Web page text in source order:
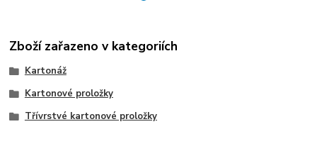
Zboží zařazeno v kategoriích
Kartonáž
Kartonové proložky
Třívrstvé kartonové proložky